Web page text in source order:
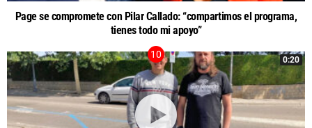
Page se compromete con Pilar Callado: “compartimos el programa,
tienes todo mi apoyo”
0:20